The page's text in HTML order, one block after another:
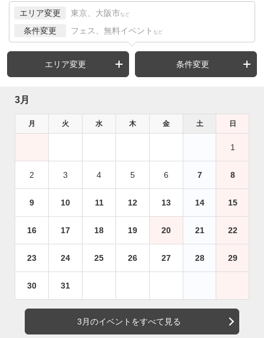
エリア変更 東京、大阪市 など
条件変更 フェス、無料イベント など
エリア変更 条件変更
3月
月 火 水 木 金 土 日
1
2 3 4 5 6 7 8
9 10 11 12 13 14 15
16 17 18 19 20 21 22
23 24 25 26 27 28 29
30 31
3月のイベントをすべて見る